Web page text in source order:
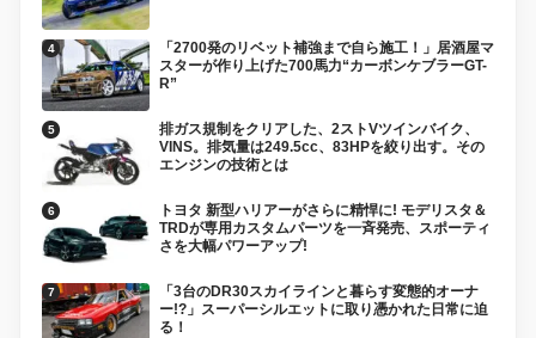
「2700発のリベット補強まで自ら施工！」居酒屋マ
スターが作り上げた700馬力“カーボンケブラーGT-
R”
排ガス規制をクリアした、2ストVツインバイク、
VINS。排気量は249.5cc、83HPを絞り出す。その
エンジンの技術とは
トヨタ 新型ハリアーがさらに精悍に! モデリスタ＆
TRDが専用カスタムパーツを一斉発売、スポーティ
さを大幅パワーアップ!
「3台のDR30スカイラインと暮らす変態的オーナ
ー!?」スーパーシルエットに取り憑かれた日常に迫
る！